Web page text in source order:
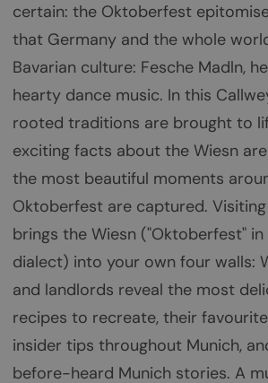
certain: the Oktoberfest
that Germany and the whole
Bavarian culture: Fesche Madln,
hearty dance music. In this
rooted traditions are brought to
exciting facts about the Wiesn
the most beautiful moments
Oktoberfest are captured.
brings the Wiesn ("Oktoberfest" in
dialect) into your own four walls:
and landlords reveal the most
recipes to recreate, their
insider tips throughout Munich,
before-heard Munich stories. A